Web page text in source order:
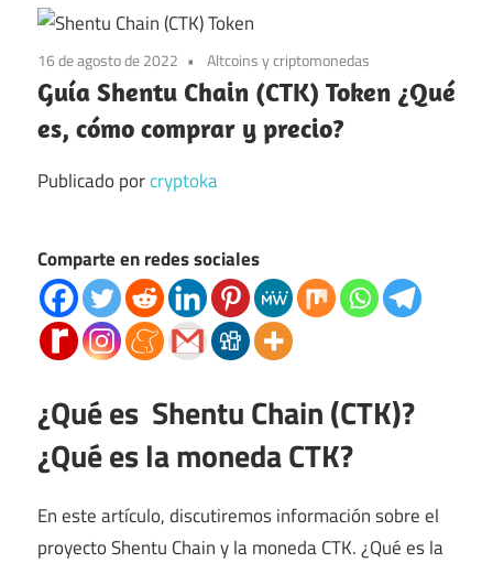
16 de agosto de 2022 Altcoins y criptomonedas
Guía Shentu Chain (CTK) Token ¿Qué
es, cómo comprar y precio?
Publicado porcryptoka
Comparte en redes sociales
¿Qué es Shentu Chain (CTK)?
¿Qué es la moneda CTK?
En este artículo, discutiremos información sobre el
proyecto Shentu Chain y la moneda CTK. ¿Qué es la